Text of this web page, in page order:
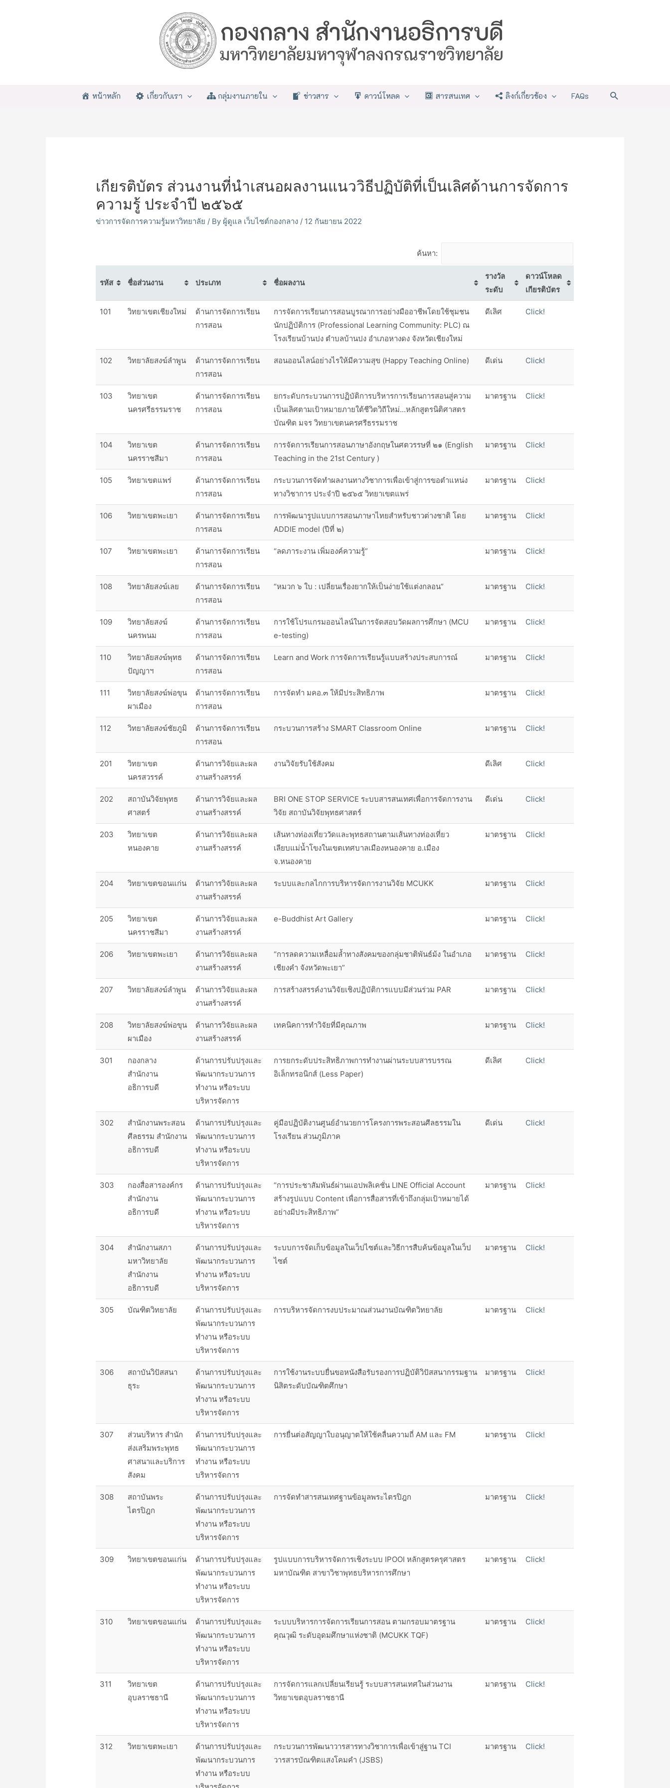
หน้าหลัก เกี่ยวกับเรา กลุ่มงานภายใน ข่าวสาร ดาวน์โหลด สารสนเทศ ลิงก์เกี่ยวข้อง FAQs Search
เกียรติบัตร ส่วนงานที่นำเสนอผลงานแนววิธีปฏิบัติที่เป็นเลิศด้านการจัดการ
ความรู้ ประจำปี ๒๕๖๕
ข่าวการจัดการความรู้มหาวิทยาลัย / By ผู้ดูแล เว็บไซต์กองกลาง / 12 กันยายน 2022
ค้นหา:
รหัส ชื่อส่วนงาน ประเภท ชื่อผลงาน
รางวัล
ระดับ
ดาวน์โหลด
เกียรติบัตร
101 วิทยาเขตเชียงใหม่
ด้านการจัดการเรียน
การสอน
การจัดการเรียนการสอนบูรณาการอย่างมืออาชีพโดยใช้ชุมชน
นักปฏิบัติการ (Professional Learning Community: PLC) ณ
โรงเรียนบ้านปง ตำบลบ้านปง อำเภอหางดง จังหวัดเชียงใหม่
ดีเลิศ Click!
102 วิทยาลัยสงฆ์ลำพูน
ด้านการจัดการเรียน
การสอน
สอนออนไลน์อย่างไรให้มีความสุข (Happy Teaching Online) ดีเด่น Click!
103
วิทยาเขต
นครศรีธรรมราช
ด้านการจัดการเรียน
การสอน
ยกระดับกระบวนการปฏิบัติการบริหารการเรียนการสอนสู่ความ
เป็นเลิศตามเป้าหมายภายใต้ชีวิตวิถีใหม่...หลักสูตรนิติศาสตร
บัณฑิต มจร วิทยาเขตนครศรีธรรมราช
มาตรฐาน Click!
104
วิทยาเขต
นครราชสีมา
ด้านการจัดการเรียน
การสอน
การจัดการเรียนการสอนภาษาอังกฤษในศตวรรษที่ ๒๑ (English
Teaching in the 21st Century )
มาตรฐาน Click!
105 วิทยาเขตแพร่
ด้านการจัดการเรียน
การสอน
กระบวนการจัดทำผลงานทางวิชาการเพื่อเข้าสู่การขอตำแหน่ง
ทางวิชาการ ประจำปี ๒๕๖๕ วิทยาเขตแพร่
มาตรฐาน Click!
106 วิทยาเขตพะเยา
ด้านการจัดการเรียน
การสอน
การพัฒนารูปแบบการสอนภาษาไทยสำหรับชาวต่างชาติ โดย
ADDIE model (ปีที่ ๒)
มาตรฐาน Click!
107 วิทยาเขตพะเยา
ด้านการจัดการเรียน
การสอน
“ลดภาระงาน เพิ่มองค์ความรู้” มาตรฐาน Click!
108 วิทยาลัยสงฆ์เลย
ด้านการจัดการเรียน
การสอน
“หมวก ๖ ใบ : เปลี่ยนเรื่องยากให้เป็นง่ายใช้แต่งกลอน” มาตรฐาน Click!
109
วิทยาลัยสงฆ์
นครพนม
ด้านการจัดการเรียน
การสอน
การใช้โปรแกรมออนไลน์ในการจัดสอบวัดผลการศึกษา (MCU
e-testing)
มาตรฐาน Click!
110
วิทยาลัยสงฆ์พุทธ
ปัญญาฯ
ด้านการจัดการเรียน
การสอน
Learn and Work การจัดการเรียนรู้แบบสร้างประสบการณ์ มาตรฐาน Click!
111
วิทยาลัยสงฆ์พ่อขุน
ผาเมือง
ด้านการจัดการเรียน
การสอน
การจัดทำ มคอ.๓ ให้มีประสิทธิภาพ มาตรฐาน Click!
112 วิทยาลัยสงฆ์ชัยภูมิ
ด้านการจัดการเรียน
การสอน
กระบวนการสร้าง SMART Classroom Online มาตรฐาน Click!
201
วิทยาเขต
นครสวรรค์
ด้านการวิจัยและผล
งานสร้างสรรค์
งานวิจัยรับใช้สังคม ดีเลิศ Click!
202
สถาบันวิจัยพุทธ
ศาสตร์
ด้านการวิจัยและผล
งานสร้างสรรค์
BRI ONE STOP SERVICE ระบบสารสนเทศเพื่อการจัดการงาน
วิจัย สถาบันวิจัยพุทธศาสตร์
ดีเด่น Click!
203
วิทยาเขต
หนองคาย
ด้านการวิจัยและผล
งานสร้างสรรค์
เส้นทางท่องเที่ยววัดและพุทธสถานตามเส้นทางท่องเที่ยว
เลียบแม่น้ำโขงในเขตเทศบาลเมืองหนองคาย อ.เมือง
จ.หนองคาย
มาตรฐาน Click!
204 วิทยาเขตขอนแก่น
ด้านการวิจัยและผล
งานสร้างสรรค์
ระบบและกลไกการบริหารจัดการงานวิจัย MCUKK มาตรฐาน Click!
205
วิทยาเขต
นครราชสีมา
ด้านการวิจัยและผล
งานสร้างสรรค์
e-Buddhist Art Gallery มาตรฐาน Click!
206 วิทยาเขตพะเยา
ด้านการวิจัยและผล
งานสร้างสรรค์
“การลดความเหลื่อมล้ำทางสังคมของกลุ่มชาติพันธ์ม้ง ในอำเภอ
เชียงคำ จังหวัดพะเยา”
มาตรฐาน Click!
207 วิทยาลัยสงฆ์ลำพูน
ด้านการวิจัยและผล
งานสร้างสรรค์
การสร้างสรรค์งานวิจัยเชิงปฏิบัติการแบบมีส่วนร่วม PAR มาตรฐาน Click!
208
วิทยาลัยสงฆ์พ่อขุน
ผาเมือง
ด้านการวิจัยและผล
งานสร้างสรรค์
เทคนิคการทำวิจัยที่มีคุณภาพ มาตรฐาน Click!
301
กองกลาง
สำนักงาน
อธิการบดี
ด้านการปรับปรุงและ
พัฒนากระบวนการ
ทำงาน หรือระบบ
บริหารจัดการ
การยกระดับประสิทธิภาพการทำงานผ่านระบบสารบรรณ
อิเล็กทรอนิกส์ (Less Paper)
ดีเลิศ Click!
302
สำนักงานพระสอน
ศีลธรรม สำนักงาน
อธิการบดี
ด้านการปรับปรุงและ
พัฒนากระบวนการ
ทำงาน หรือระบบ
บริหารจัดการ
คู่มือปฏิบัติงานศูนย์อำนวยการโครงการพระสอนศีลธรรมใน
โรงเรียน ส่วนภูมิภาค
ดีเด่น Click!
303
กองสื่อสารองค์กร
สำนักงาน
อธิการบดี
ด้านการปรับปรุงและ
พัฒนากระบวนการ
ทำงาน หรือระบบ
บริหารจัดการ
“การประชาสัมพันธ์ผ่านแอปพลิเคชั่น LINE Official Account
สร้างรูปแบบ Content เพื่อการสื่อสารที่เข้าถึงกลุ่มเป้าหมายได้
อย่างมีประสิทธิภาพ”
มาตรฐาน Click!
304
สำนักงานสภา
มหาวิทยาลัย
สำนักงาน
อธิการบดี
ด้านการปรับปรุงและ
พัฒนากระบวนการ
ทำงาน หรือระบบ
บริหารจัดการ
ระบบการจัดเก็บข้อมูลในเว็ปไซต์และวิธีการสืบค้นข้อมูลในเว็ป
ไซต์
มาตรฐาน Click!
305 บัณฑิตวิทยาลัย
ด้านการปรับปรุงและ
พัฒนากระบวนการ
ทำงาน หรือระบบ
บริหารจัดการ
การบริหารจัดการงบประมาณส่วนงานบัณฑิตวิทยาลัย มาตรฐาน Click!
306
สถาบันวิปัสสนา
ธุระ
ด้านการปรับปรุงและ
พัฒนากระบวนการ
ทำงาน หรือระบบ
บริหารจัดการ
การใช้งานระบบยื่นขอหนังสือรับรองการปฏิบัติวิปัสสนากรรมฐาน
นิสิตระดับบัณฑิตศึกษา
มาตรฐาน Click!
307
ส่วนบริหาร สำนัก
ส่งเสริมพระพุทธ
ศาสนาและบริการ
สังคม
ด้านการปรับปรุงและ
พัฒนากระบวนการ
ทำงาน หรือระบบ
บริหารจัดการ
การยื่นต่อสัญญาใบอนุญาตให้ใช้คลื่นความถี่ AM และ FM มาตรฐาน Click!
308
สถาบันพระ
ไตรปิฎก
ด้านการปรับปรุงและ
พัฒนากระบวนการ
ทำงาน หรือระบบ
บริหารจัดการ
การจัดทำสารสนเทศฐานข้อมูลพระไตรปิฎก มาตรฐาน Click!
309 วิทยาเขตขอนแก่น
ด้านการปรับปรุงและ
พัฒนากระบวนการ
ทำงาน หรือระบบ
บริหารจัดการ
รูปแบบการบริหารจัดการเชิงระบบ IPOOI หลักสูตรครุศาสตร
มหาบัณฑิต สาขาวิชาพุทธบริหารการศึกษา
มาตรฐาน Click!
310 วิทยาเขตขอนแก่น
ด้านการปรับปรุงและ
พัฒนากระบวนการ
ทำงาน หรือระบบ
บริหารจัดการ
ระบบบริหารการจัดการเรียนการสอน ตามกรอบมาตรฐาน
คุณวุฒิ ระดับอุดมศึกษาแห่งชาติ (MCUKK TQF)
มาตรฐาน Click!
311
วิทยาเขต
อุบลราชธานี
ด้านการปรับปรุงและ
พัฒนากระบวนการ
ทำงาน หรือระบบ
บริหารจัดการ
การจัดการแลกเปลี่ยนเรียนรู้ ระบบสารสนเทศในส่วนงาน
วิทยาเขตอุบลราชธานี
มาตรฐาน Click!
312 วิทยาเขตพะเยา
ด้านการปรับปรุงและ
พัฒนากระบวนการ
ทำงาน หรือระบบ
กระบวนการพัฒนาวารสารทางวิชาการเพื่อเข้าสู่ฐาน TCI
วารสารบัณฑิตแสงโคมคำ (JSBS)
มาตรฐาน Click!